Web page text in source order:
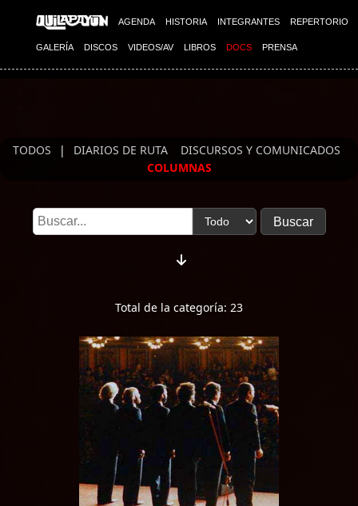
AGENDA HISTORIA INTEGRANTES REPERTORIO
GALERÍA DISCOS VIDEOS/AV LIBROS DOCS PRENSA
Imagen 01
Imagen 02
TODOS | DIARIOS DE RUTA
DISCURSOS Y COMUNICADOS
COLUMNAS
Total de la categoría: 23